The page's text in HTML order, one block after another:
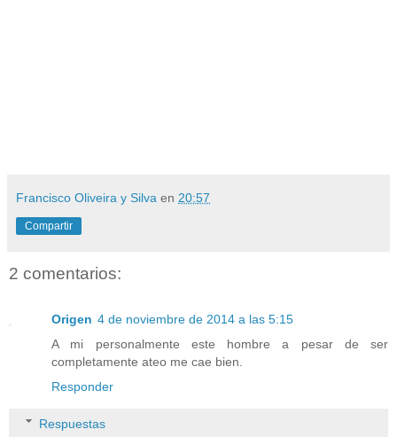
Francisco Oliveira y Silva en 20:57
Compartir
2 comentarios:
Origen 4 de noviembre de 2014 a las 5:15
A mi personalmente este hombre a pesar de ser
completamente ateo me cae bien.
Responder
Respuestas